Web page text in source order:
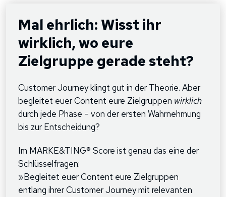
Mal ehrlich: Wisst ihr
wirklich, wo eure
Zielgruppe gerade steht?
Customer Journey klingt gut in der Theorie. Aber
begleitet euer Content eure Zielgruppen wirklich
durch jede Phase – von der ersten Wahrnehmung
bis zur Entscheidung?
Im MARKE&TING® Score ist genau das eine der
Schlüsselfragen:
»Begleitet euer Content eure Zielgruppen
entlang ihrer Customer Journey mit relevanten